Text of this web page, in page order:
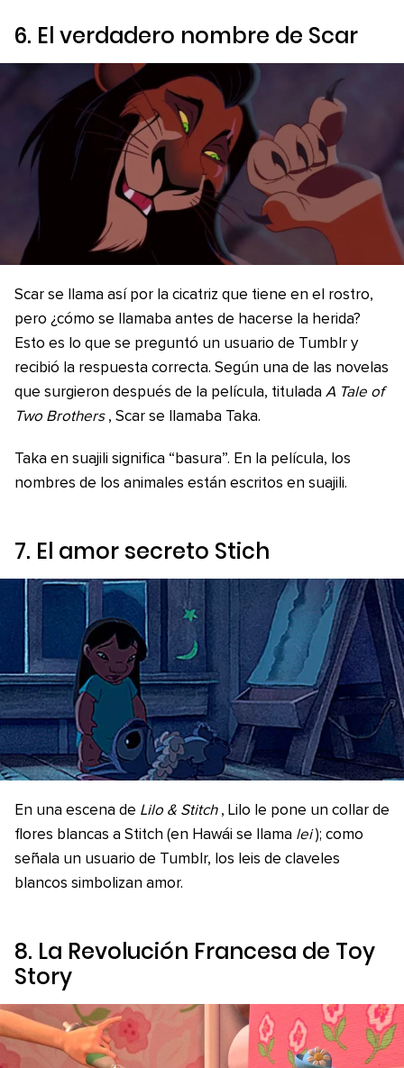
6. El verdadero nombre de Scar
Scar se llama así por la cicatriz que tiene en el rostro,
pero ¿cómo se llamaba antes de hacerse la herida?
Esto es lo que se preguntó un usuario de Tumblr y
recibió la respuesta correcta. Según una de las novelas
que surgieron después de la película, titulada A Tale of
Two Brothers , Scar se llamaba Taka.
Taka en suajili significa “basura”. En la película, los
nombres de los animales están escritos en suajili.
7. El amor secreto Stich
En una escena de Lilo & Stitch , Lilo le pone un collar de
flores blancas a Stitch (en Hawái se llama lei ); como
señala un usuario de Tumblr, los leis de claveles
blancos simbolizan amor.
8. La Revolución Francesa de Toy
Story